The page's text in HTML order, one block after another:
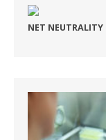
NET NEUTRALITY